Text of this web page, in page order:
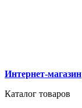
Интернет-магазин
Каталог товаров